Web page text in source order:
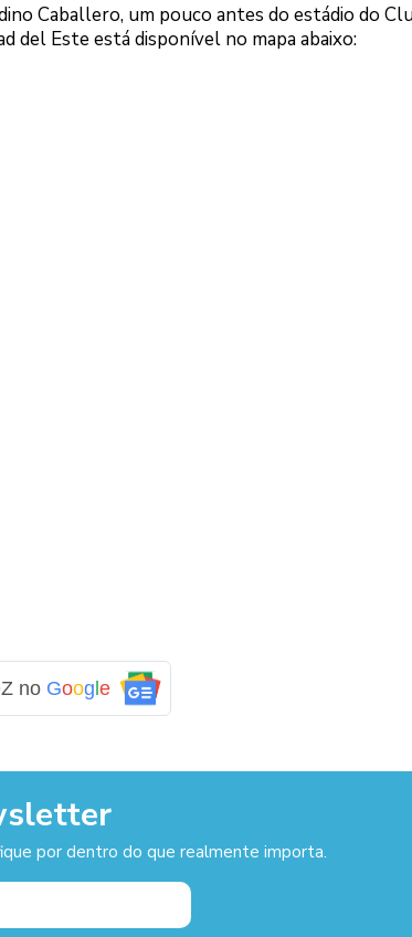
Caballero, um pouco antes do estádio do
del Este está disponível no mapa abaixo:
no Google
por dentro do que realmente importa.